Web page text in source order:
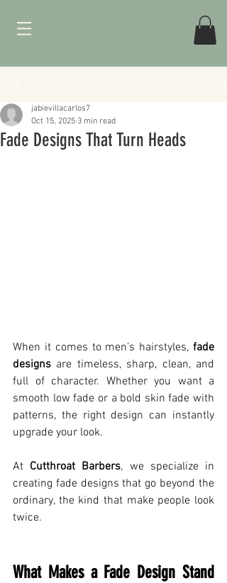
Fade Designs That Turn Heads
jabievillacarlos7
Oct 15, 2025 3 min read
When it comes to men’s hairstyles, fade
designs are timeless, sharp, clean, and
full of character. Whether you want a
smooth low fade or a bold skin fade with
patterns, the right design can instantly
upgrade your look.
At Cutthroat Barbers, we specialize in
creating fade designs that go beyond the
ordinary, the kind that make people look
twice.
What Makes a Fade Design Stand